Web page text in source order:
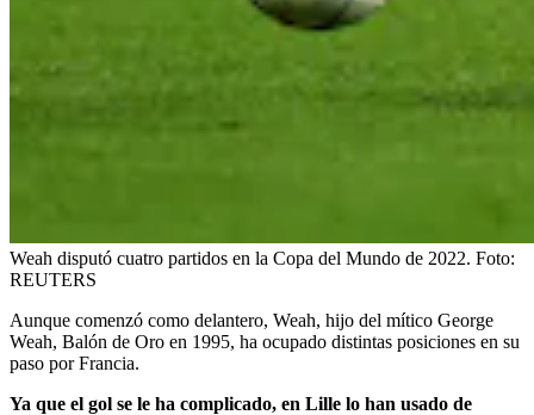
Weah disputó cuatro partidos en la Copa del Mundo de 2022. Foto:
REUTERS
Aunque comenzó como delantero, Weah, hijo del mítico George
Weah, Balón de Oro en 1995, ha ocupado distintas posiciones en su
paso por Francia.
Ya que el gol se le ha complicado, en Lille lo han usado de